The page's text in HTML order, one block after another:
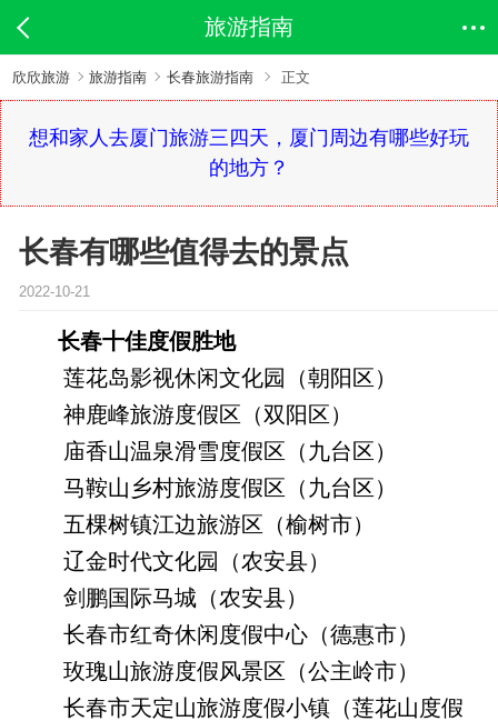
旅游指南
欣欣旅游 旅游指南 长春旅游指南 正文
想和家人去厦门旅游三四天，厦门周边有哪些好玩
的地方？
长春有哪些值得去的景点
2022-10-21
长春十佳度假胜地
莲花岛影视休闲文化园（朝阳区）
神鹿峰旅游度假区（双阳区）
庙香山温泉滑雪度假区（九台区）
马鞍山乡村旅游度假区（九台区）
五棵树镇江边旅游区（榆树市）
辽金时代文化园（农安县）
剑鹏国际马城（农安县）
长春市红奇休闲度假中心（德惠市）
玫瑰山旅游度假风景区（公主岭市）
长春市天定山旅游度假小镇（莲花山度假